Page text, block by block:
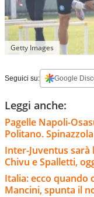
Getty Images
Seguici su: Google
Leggi anche:
Pagelle Napoli-
Politano.
Inter-Juventus sarà
Chivu e Spalletti,
Italia: ecco quando
Mancini, spunta il